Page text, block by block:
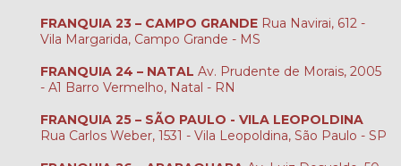
FRANQUIA 23 – CAMPO GRANDE Rua Navirai, 612 -
Vila Margarida, Campo Grande - MS
FRANQUIA 24 – NATAL Av. Prudente de Morais, 2005
- A1 Barro Vermelho, Natal - RN
FRANQUIA 25 – SÃO PAULO - VILA LEOPOLDINA
Rua Carlos Weber, 1531 - Vila Leopoldina, São Paulo - SP